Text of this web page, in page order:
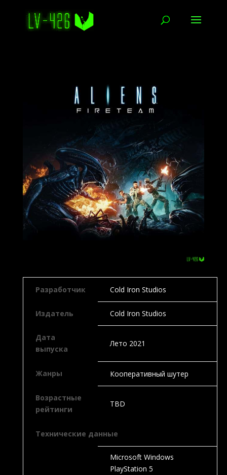
Разработчик Cold Iron Studios
Издатель Cold Iron Studios
Дата
выпуска
Лето 2021
Жанры Кооперативный шутер
Возрастные
рейтинги
TBD
Технические данные
Microsoft Windows
PlayStation 5